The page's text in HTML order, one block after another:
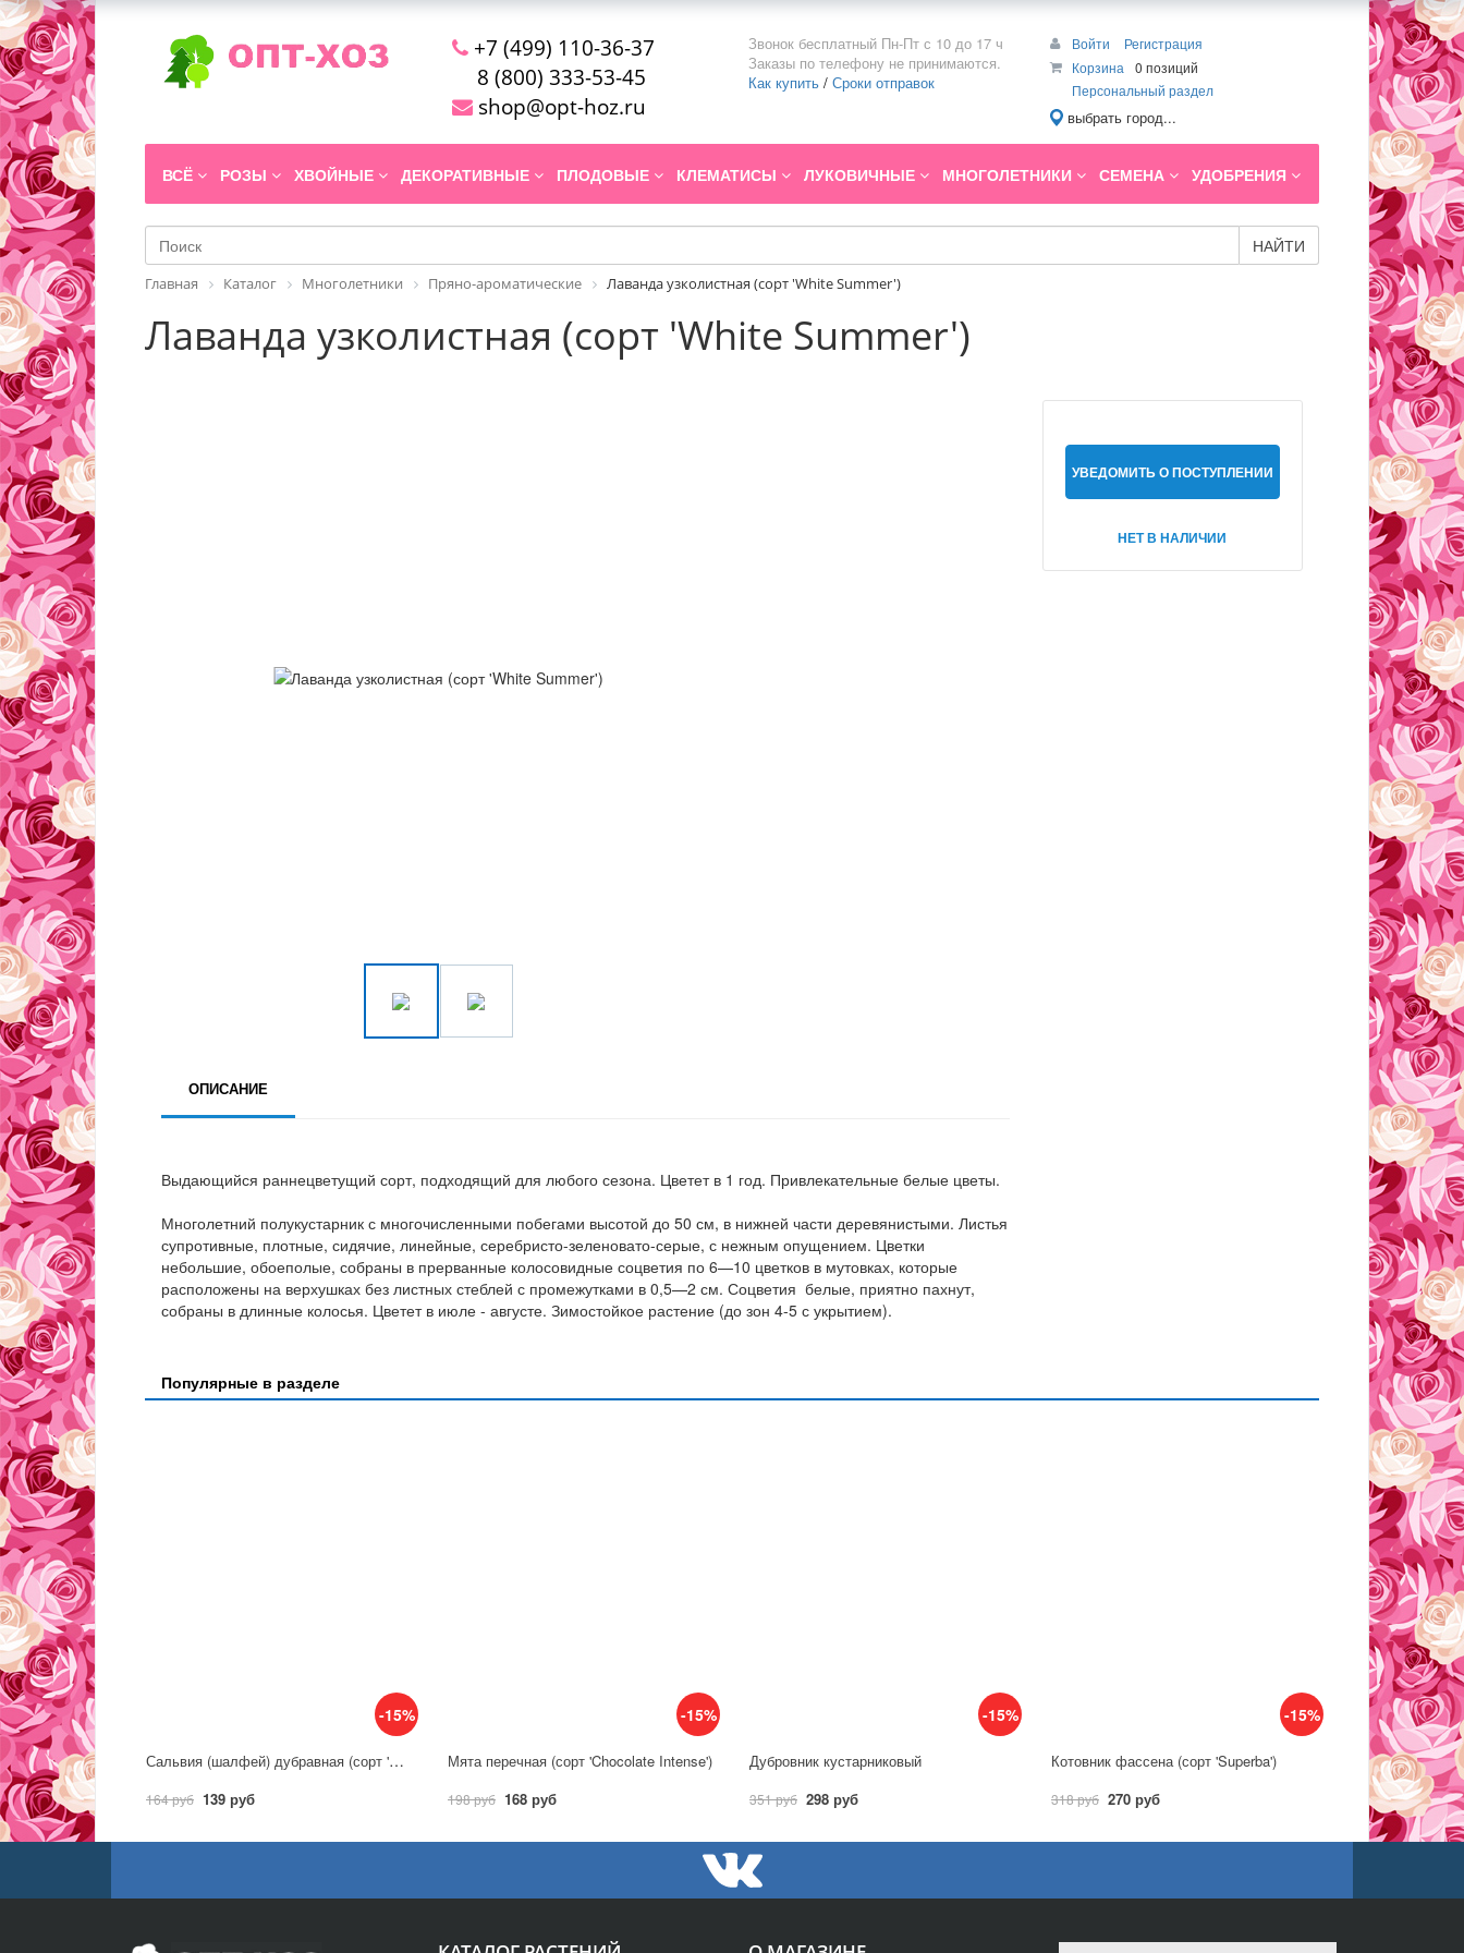
+7 (499) 110-36-37
8 (800) 333-53-45
shop@opt-hoz.ru
Звонок бесплатный Пн-Пт с 10 до 17 ч
Заказы по телефону не принимаются.
Как купить / Сроки отправок
Войти
Регистрация
Корзина
0 позиций
Персональный раздел
выбрать город...
ВСЁ РОЗЫ ХВОЙНЫЕ ДЕКОРАТИВНЫЕ ПЛОДОВЫЕ КЛЕМАТИСЫ ЛУКОВИЧНЫЕ МНОГОЛЕТНИКИ СЕМЕНА УДОБРЕНИЯ
НАЙТИ
Главная Каталог Многолетники Пряно-ароматические Лаванда узколистная (сорт 'White Summer')
Лаванда узколистная (сорт 'White Summer')
УВЕДОМИТЬ О ПОСТУПЛЕНИИ
НЕТ В НАЛИЧИИ
ОПИСАНИЕ
Выдающийся раннецветущий сорт, подходящий для любого сезона. Цветет в 1 год. Привлекательные белые цветы.
Многолетний полукустарник с многочисленными побегами высотой до 50 см, в нижней части деревянистыми. Листья
супротивные, плотные, сидячие, линейные, серебристо-зеленовато-серые, с нежным опущением. Цветки
небольшие, обоеполые, собраны в прерванные колосовидные соцветия по 6—10 цветков в мутовках, которые
расположены на верхушках без листных стеблей с промежутками в 0,5—2 см. Соцветия белые, приятно пахнут,
собраны в длинные колосья. Цветет в июле - августе. Зимостойкое растение (до зон 4-5 с укрытием).
Популярные в разделе
-15%
Сальвия (шалфей) дубравная (сорт 'New Dimension Blue')
164 руб 139 руб
-15%
Мята перечная (сорт 'Chocolate Intense')
198 руб 168 руб
-15%
Дубровник кустарниковый
351 руб 298 руб
-15%
Котовник фассена (сорт 'Superba')
318 руб 270 руб